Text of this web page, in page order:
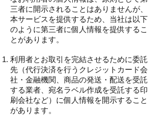
三者に開示されることはありませんが、
本サービスを提供するため、当社は以下
のように第三者に個人情報を提供するこ
とがあります。
利用者とお取引を完結させるために委託
先（代行決済を行うクレジットカード会
社・金融機関、商品の発送・配送を受託
する業者、宛名ラベル作成を受託する印
刷会社など）に個人情報を開示すること
があります。